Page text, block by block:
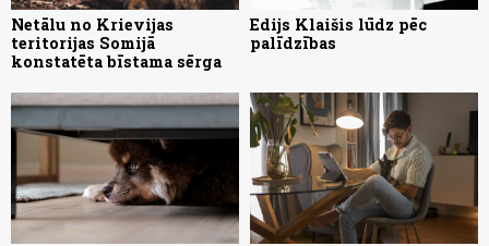
Netālu no Krievijas
teritorijas Somijā
konstatēta bīstama sērga
Edijs Klaišis lūdz pēc
palīdzības